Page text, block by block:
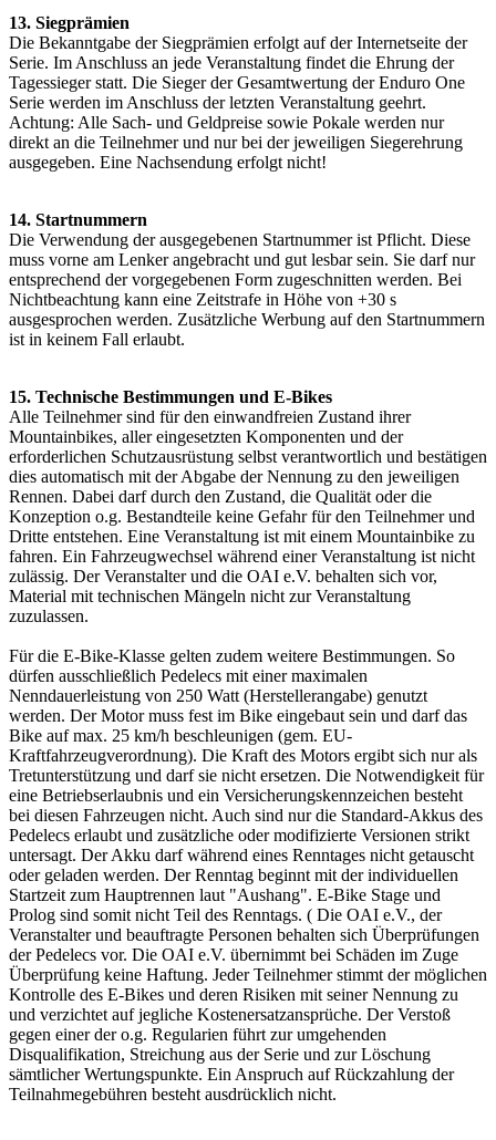
13. Siegprämien
Die Bekanntgabe der Siegprämien erfolgt auf der Internetseite der
Serie. Im Anschluss an jede Veranstaltung findet die Ehrung der
Tagessieger statt. Die Sieger der Gesamtwertung der Enduro One
Serie werden im Anschluss der letzten Veranstaltung geehrt.
Achtung: Alle Sach- und Geldpreise sowie Pokale werden nur
direkt an die Teilnehmer und nur bei der jeweiligen Siegerehrung
ausgegeben. Eine Nachsendung erfolgt nicht!
14. Startnummern
Die Verwendung der ausgegebenen Startnummer ist Pflicht. Diese
muss vorne am Lenker angebracht und gut lesbar sein. Sie darf nur
entsprechend der vorgegebenen Form zugeschnitten werden. Bei
Nichtbeachtung kann eine Zeitstrafe in Höhe von +30 s
ausgesprochen werden. Zusätzliche Werbung auf den Startnummern
ist in keinem Fall erlaubt.
15. Technische Bestimmungen und E-Bikes
Alle Teilnehmer sind für den einwandfreien Zustand ihrer
Mountainbikes, aller eingesetzten Komponenten und der
erforderlichen Schutzausrüstung selbst verantwortlich und bestätigen
dies automatisch mit der Abgabe der Nennung zu den jeweiligen
Rennen. Dabei darf durch den Zustand, die Qualität oder die
Konzeption o.g. Bestandteile keine Gefahr für den Teilnehmer und
Dritte entstehen. Eine Veranstaltung ist mit einem Mountainbike zu
fahren. Ein Fahrzeugwechsel während einer Veranstaltung ist nicht
zulässig. Der Veranstalter und die OAI e.V. behalten sich vor,
Material mit technischen Mängeln nicht zur Veranstaltung
zuzulassen.
Für die E-Bike-Klasse gelten zudem weitere Bestimmungen. So
dürfen ausschließlich Pedelecs mit einer maximalen
Nenndauerleistung von 250 Watt (Herstellerangabe) genutzt
werden. Der Motor muss fest im Bike eingebaut sein und darf das
Bike auf max. 25 km/h beschleunigen (gem. EU-
Kraftfahrzeugverordnung). Die Kraft des Motors ergibt sich nur als
Tretunterstützung und darf sie nicht ersetzen. Die Notwendigkeit für
eine Betriebserlaubnis und ein Versicherungskennzeichen besteht
bei diesen Fahrzeugen nicht. Auch sind nur die Standard-Akkus des
Pedelecs erlaubt und zusätzliche oder modifizierte Versionen strikt
untersagt. Der Akku darf während eines Renntages nicht getauscht
oder geladen werden. Der Renntag beginnt mit der individuellen
Startzeit zum Hauptrennen laut "Aushang". E-Bike Stage und
Prolog sind somit nicht Teil des Renntags. ( Die OAI e.V., der
Veranstalter und beauftragte Personen behalten sich Überprüfungen
der Pedelecs vor. Die OAI e.V. übernimmt bei Schäden im Zuge
Überprüfung keine Haftung. Jeder Teilnehmer stimmt der möglichen
Kontrolle des E-Bikes und deren Risiken mit seiner Nennung zu
und verzichtet auf jegliche Kostenersatzansprüche. Der Verstoß
gegen einer der o.g. Regularien führt zur umgehenden
Disqualifikation, Streichung aus der Serie und zur Löschung
sämtlicher Wertungspunkte. Ein Anspruch auf Rückzahlung der
Teilnahmegebühren besteht ausdrücklich nicht.